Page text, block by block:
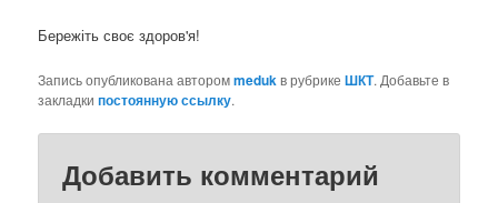
Бережіть своє здоров'я!
Запись опубликована авторомmedukв рубрикеШКТ. Добавьте в
закладкипостоянную ссылку.
Добавить комментарий